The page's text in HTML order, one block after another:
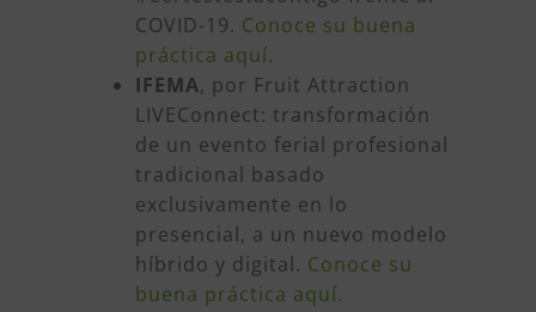
COVID-19. Conoce su buena
práctica aquí.
IFEMA, por Fruit Attraction
LIVEConnect: transformación
de un evento ferial profesional
tradicional basado
exclusivamente en lo
presencial, a un nuevo modelo
híbrido y digital. Conoce su
buena práctica aquí.